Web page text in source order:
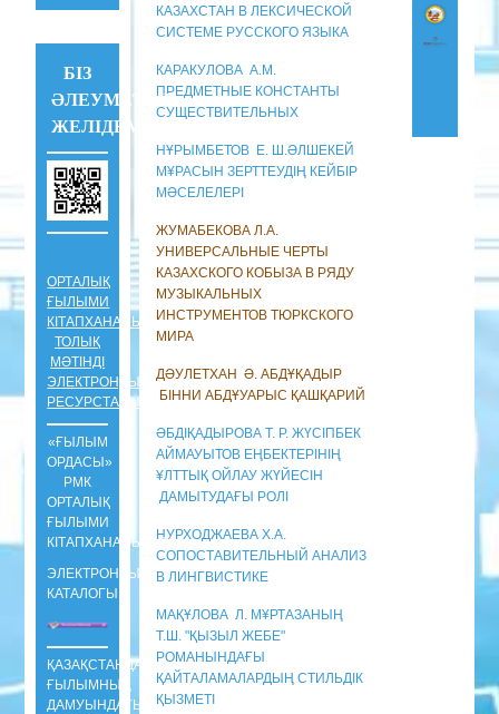
КАЗАХСТАН В ЛЕКСИЧЕСКОЙ
СИСТЕМЕ РУССКОГО ЯЗЫКА
КАРАКУЛОВА А.М.
ПРЕДМЕТНЫЕ КОНСТАНТЫ
СУЩЕСТВИТЕЛЬНЫХ
НҰРЫМБЕТОВ Е. Ш.ӘЛШЕКЕЙ
М¥РАСЫН ЗЕРТТЕУДІҢ КЕЙБІР
МӘСЕЛЕЛЕРІ
ЖУМАБЕКОВА Л.А.
УНИВЕРСАЛЬНЫЕ ЧЕРТЫ
КАЗАХСКОГО КОБЫЗА В РЯДУ
МУЗЫКАЛЬНЫХ
ИНСТРУМЕНТОВ ТЮРКСКОГО
МИРА
ДӘУЛЕТХАН Ә. АБДҰҚАДЫР
БІННИ АБДҰУАРЫС ҚАШҚАРИЙ
ӘБДІҚАДЫРОВА Т. Р. ЖҮСІПБЕК
АЙМАУЫТОВ ЕҢБЕКТЕРІНІҢ
¥ЛТТЫҚ ОЙЛАУ ЖҮЙЕСІН
ДАМЫТУДАҒЫ РОЛІ
НУРХОДЖАЕВА Х.А.
СОПОСТАВИТЕЛЬНЫЙ АНАЛИЗ
В ЛИНГВИСТИКЕ
МАҚҰЛОВА Л. М¥РТАЗАНЫҢ
Т.Ш. "ҚЫЗЫЛ ЖЕБЕ"
РОМАНЫНДАҒЫ
ҚАЙТАЛАМАЛАРДЫҢ СТИЛЬДІК
ҚЫЗМЕТІ
БІЗ
ӘЛЕУМЕТТІК
ЖЕЛІДЕМІЗ !!!
ОРТАЛЫҚ
ҒЫЛЫМИ
КІТАПХАНАНЫҢ
ТОЛЫҚ
МӘТІНДІ
ЭЛЕКТРОНДЫҚ
РЕСУРСТАРЫ
«ҒЫЛЫМ
ОРДАСЫ»
РМК
ОРТАЛЫҚ
ҒЫЛЫМИ
КIТАПХАНАСЫНЫҢ
ЭЛЕКТРОНДЫ
КАТАЛОГЫ
ҚАЗАҚСТАНДАҒЫ
ҒЫЛЫМНЫҢ
ДАМУЫНДАҒЫ